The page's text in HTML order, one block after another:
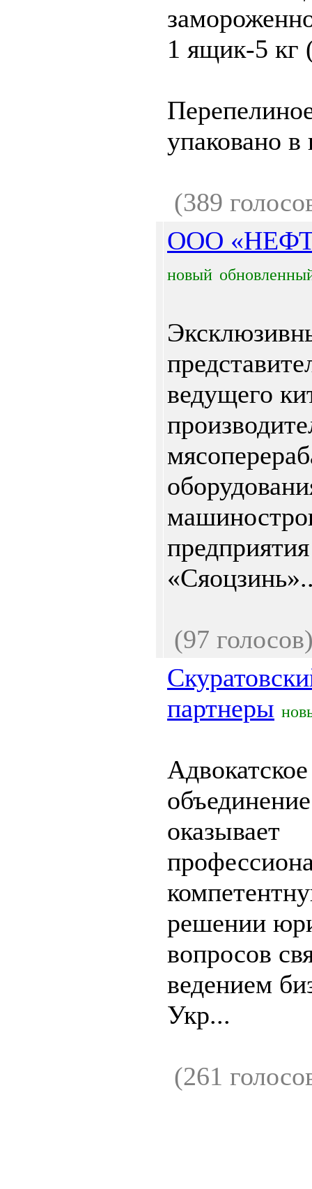
1 ящик-5 кг
упаковано в
(389
ООО
новый
ведущего
предприятия
(97
партнеры
Адвокатское
оказывает
решении
вопросов
ведением
Укр...
(261